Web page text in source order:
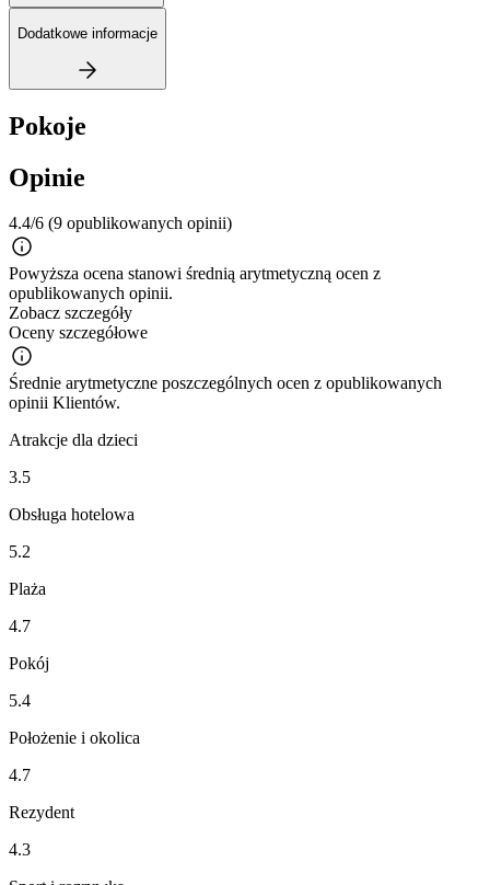
Dodatkowe informacje
Pokoje
Opinie
4.4/6 (9 opublikowanych opinii)
Powyższa ocena stanowi średnią arytmetyczną ocen z
opublikowanych opinii.
Zobacz szczegóły
Oceny szczegółowe
Średnie arytmetyczne poszczególnych ocen z opublikowanych
opinii Klientów.
Atrakcje dla dzieci
3.5
Obsługa hotelowa
5.2
Plaża
4.7
Pokój
5.4
Położenie i okolica
4.7
Rezydent
4.3